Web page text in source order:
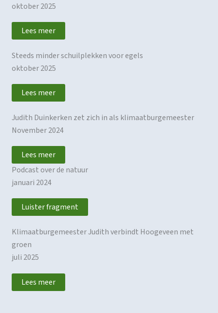
oktober 2025
Lees meer
Steeds minder schuilplekken voor egels
oktober 2025
Lees meer
Judith Duinkerken zet zich in als klimaatburgemeester
November 2024
Lees meer
Podcast over de natuur
januari 2024
Luister fragment
Klimaatburgemeester Judith verbindt Hoogeveen met
groen
juli 2025
Lees meer